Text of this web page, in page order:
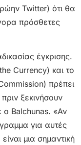
Twitter) ότι θα
πρόσθετες
έγκρισης.
Currency) και το
πρέπει
ξεκινήσουν
ο Balchunas. «Αν
για αυτές
μια σημαντική